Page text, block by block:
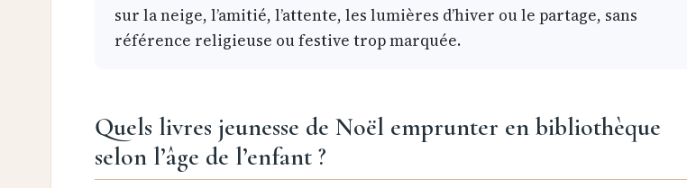
sur la neige, l’amitié, l’attente, les lumières d’hiver ou le partage, sans
référence religieuse ou festive trop marquée.
Quels livres jeunesse de Noël emprunter en bibliothèque
selon l’âge de l’enfant ?